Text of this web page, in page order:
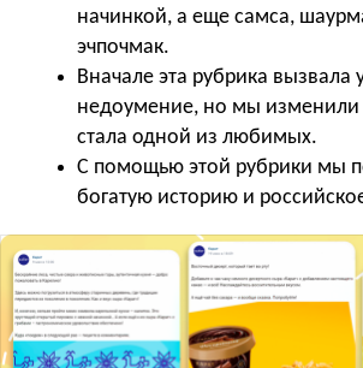
начинкой, а еще самса,
эчпочмак.
Вначале эта рубрика вызвала
недоумение, но мы изменили
стала одной из любимых.
С помощью этой рубрики мы
богатую историю и